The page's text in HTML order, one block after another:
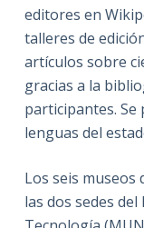
editores en
talleres de
artículos sobre
gracias a la
participantes.
lenguas del
Los seis museos
las dos sedes